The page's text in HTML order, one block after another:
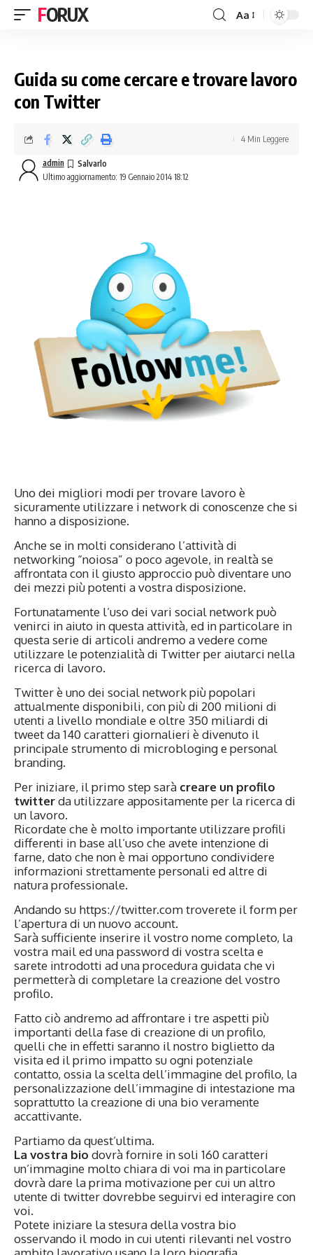
FORUX Aa
Guida su come cercare e trovare lavoro
con Twitter
Ultimo aggiornamento: 19 Gennaio 2014 18:12
admin
4 Min Leggere
Uno dei migliori modi per trovare lavoro è
sicuramente utilizzare i network di conoscenze che si
hanno a disposizione.
Anche se in molti considerano l’attività di
networking “noiosa” o poco agevole, in realtà se
affrontata con il giusto approccio può diventare uno
dei mezzi più potenti a vostra disposizione.
Fortunatamente l’uso dei vari social network può
venirci in aiuto in questa attività, ed in particolare in
questa serie di articoli andremo a vedere come
utilizzare le potenzialità di Twitter per aiutarci nella
ricerca di lavoro.
Twitter è uno dei social network più popolari
attualmente disponibili, con più di 200 milioni di
utenti a livello mondiale e oltre 350 miliardi di
tweet da 140 caratteri giornalieri è divenuto il
principale strumento di microbloging e personal
branding.
Per iniziare, il primo step sarà creare un profilo
twitterda utilizzare appositamente per la ricerca di
un lavoro.
Ricordate che è molto importante utilizzare profili
differenti in base all’uso che avete intenzione di
farne, dato che non è mai opportuno condividere
informazioni strettamente personali ed altre di
natura professionale.
Andando su https://twitter.comtroverete il form per
l’apertura di un nuovo account.
Sarà sufficiente inserire il vostro nome completo, la
vostra mail ed una password di vostra scelta e
sarete introdotti ad una procedura guidata che vi
permetterà di completare la creazione del vostro
profilo.
Fatto ciò andremo ad affrontare i tre aspetti più
importanti della fase di creazione di un profilo,
quelli che in effetti saranno il nostro biglietto da
visita ed il primo impatto su ogni potenziale
contatto, ossia la scelta dell’immagine del profilo, la
personalizzazione dell’immagine di intestazione ma
soprattutto la creazione di una bio veramente
accattivante.
Partiamo da quest’ultima.
La vostra bio dovrà fornire in soli 160 caratteri
un’immagine molto chiara di voi ma in particolare
dovrà dare la prima motivazione per cui un altro
utente di twitter dovrebbe seguirvi ed interagire con
voi.
Potete iniziare la stesura della vostra bio
osservando il modo in cui utenti rilevanti nel vostro